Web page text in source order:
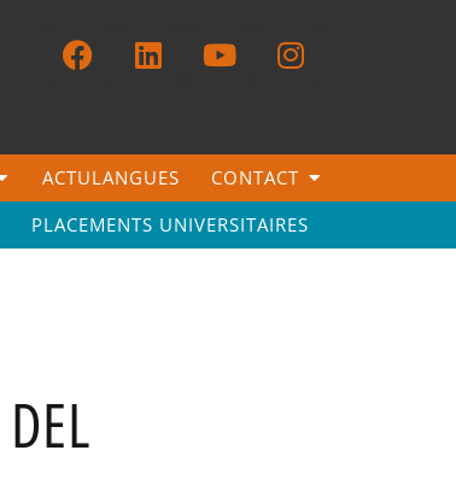
ACTULANGUES
CONTACT
PLACEMENTS UNIVERSITAIRES